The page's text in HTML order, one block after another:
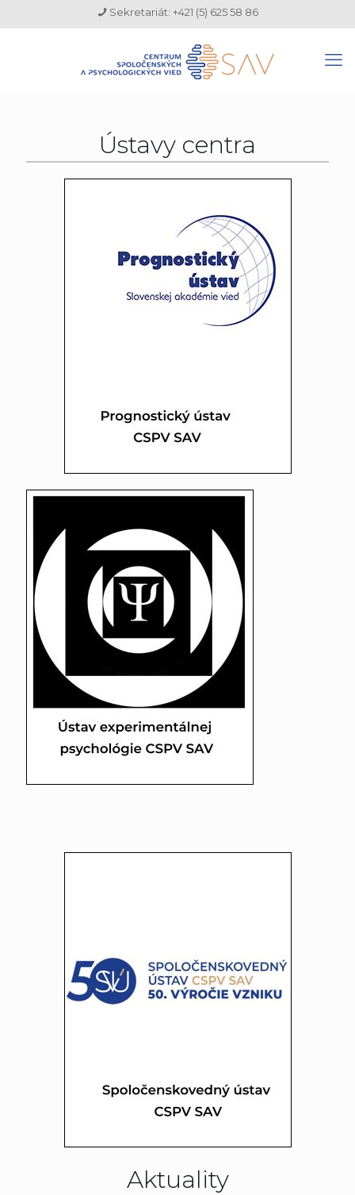
Sekretariát: +421 (5) 625 58 86
Ústavy centra
Aktuality